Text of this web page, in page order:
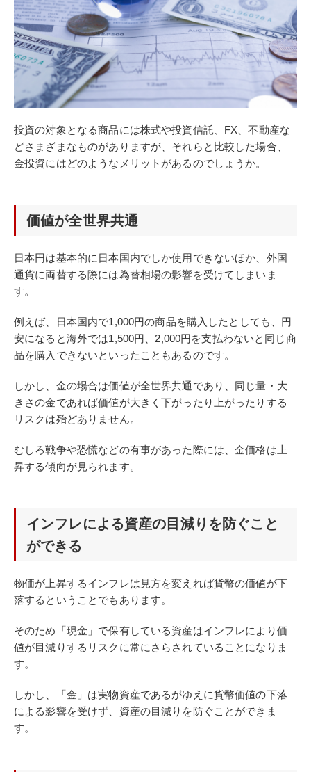
投資の対象となる商品には株式や投資信託、FX、不動産な
どさまざまなものがありますが、それらと比較した場合、
金投資にはどのようなメリットがあるのでしょうか。
価値が全世界共通
日本円は基本的に日本国内でしか使用できないほか、外国
通貨に両替する際には為替相場の影響を受けてしまいま
す。
例えば、日本国内で1,000円の商品を購入したとしても、円
安になると海外では1,500円、2,000円を支払わないと同じ商
品を購入できないといったこともあるのです。
しかし、金の場合は価値が全世界共通であり、同じ量・大
きさの金であれば価値が大きく下がったり上がったりする
リスクは殆どありません。
むしろ戦争や恐慌などの有事があった際には、金価格は上
昇する傾向が見られます。
インフレによる資産の目減りを防ぐこと
ができる
物価が上昇するインフレは見方を変えれば貨幣の価値が下
落するということでもあります。
そのため「現金」で保有している資産はインフレにより価
値が目減りするリスクに常にさらされていることになりま
す。
しかし、「金」は実物資産であるがゆえに貨幣価値の下落
による影響を受けず、資産の目減りを防ぐことができま
す。